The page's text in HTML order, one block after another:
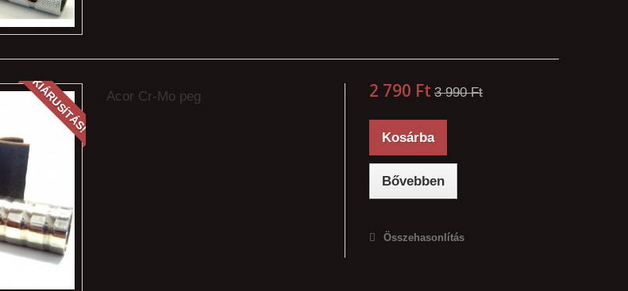
KIÁRUSÍTÁS! Acor Cr-Mo peg 2 790 Ft‎ 3 990 Ft‎
Kosárba
Bővebben
Összehasonlítás